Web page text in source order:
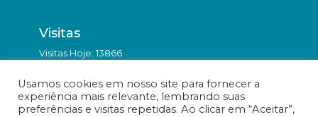
Visitas
Visitas Hoje: 13866
Usamos cookies em nosso site para fornecer a
experiência mais relevante, lembrando suas
preferências e visitas repetidas. Ao clicar em “Aceitar”,